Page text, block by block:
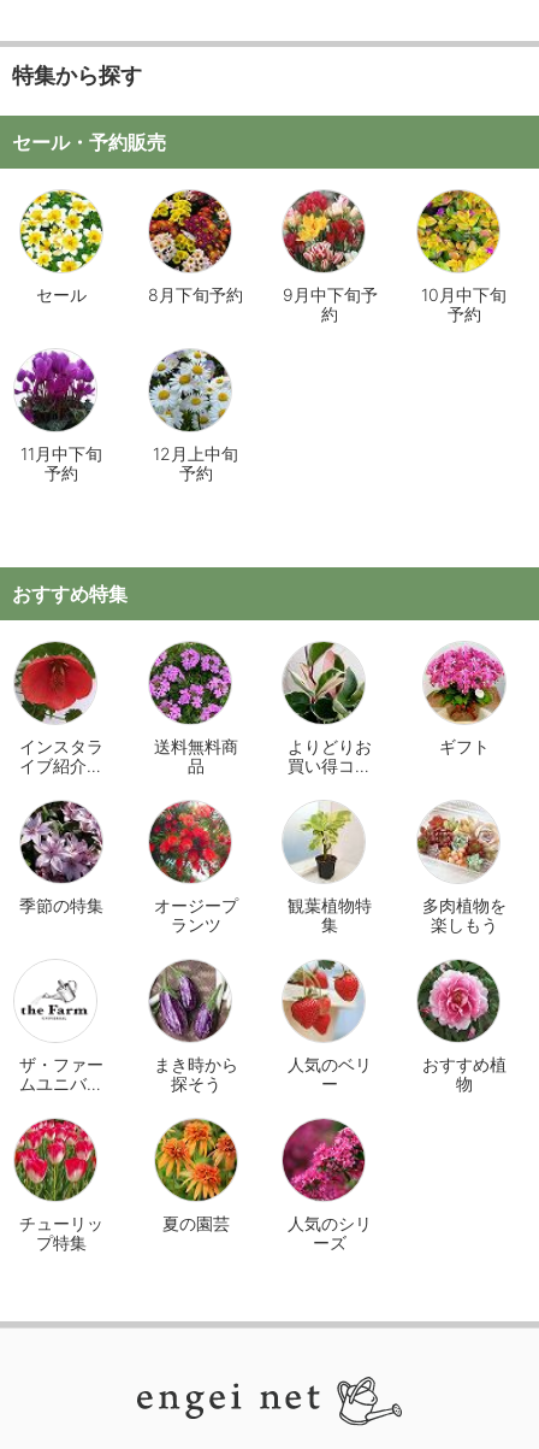
特集から探す
セール・予約販売
セール 8月下旬予約
9月中下旬予
約
10月中下旬
予約
11月中下旬
予約
12月上中旬
予約
おすすめ特集
インスタラ
イブ紹介商
送料無料商
品
よりどりお
買い得コー
ギフト
季節の特集
オージープ
ランツ
観葉植物特
集
多肉植物を
楽しもう
ザ・ファー
ムユニバー
イン
まき時から
探そう
人気のベリ
ー
おすすめ植
物
チューリッ
プ特集
夏の園芸
人気のシリ
ーズ